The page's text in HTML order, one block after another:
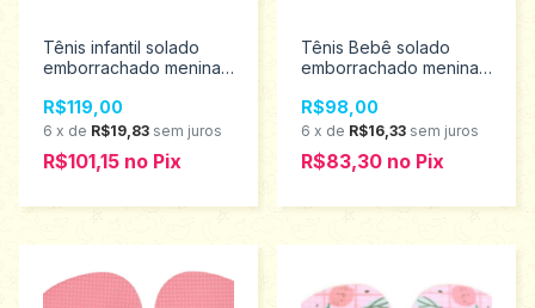
Tênis infantil solado
emborrachado menina
ao 27 0130519
R$119,00
6 x de R$19,83 sem juros
R$101,15 no Pix
Tênis Bebê solado
emborrachado menina
21 0120432
R$98,00
6 x de R$16,33 sem juros
R$83,30 no Pix